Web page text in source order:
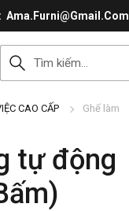
Ama.Furni@Gmail.Com
CAO CẤP
Ghế làm
tự động